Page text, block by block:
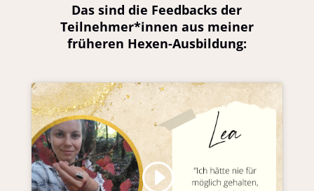
Das sind die Feedbacks der
Teilnehmer*innen aus meiner
früheren Hexen-Ausbildung:
Klicke hier, um Marketing-Cookies zu
akzeptieren und diesen Inhalt zu aktivieren